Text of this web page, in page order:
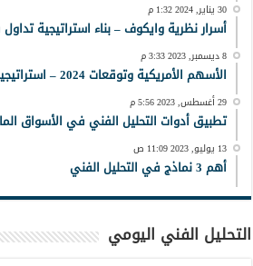
30 يناير, 2024 1:32 م
أسرار نظرية وايكوف – بناء استراتيجية
8 ديسمبر, 2023 3:33 م
الأسهم الأمريكية وتوقعات 2024 – استراتيجيات وفرص أهم 5 أسهم
29 أغسطس, 2023 5:56 م
تطبيق أدوات التحليل الفني في الأسواق
13 يوليو, 2023 11:09 ص
أهم 3 نماذج في التحليل الفني
التحليل الفني اليومي